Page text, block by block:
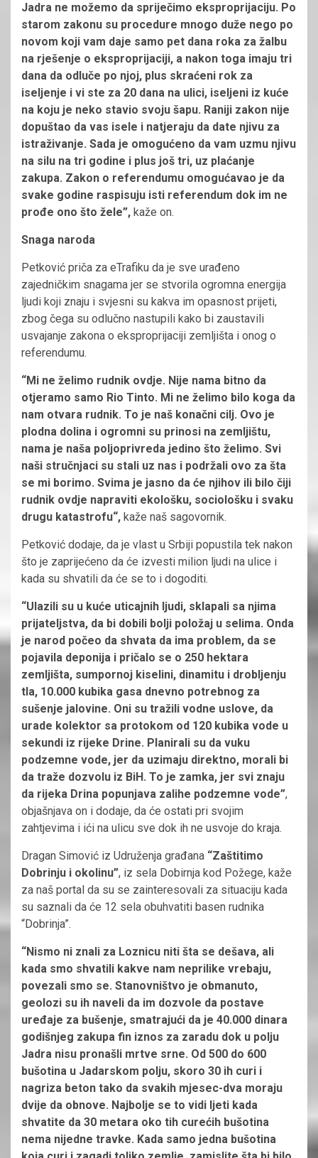
Jadra ne možemo da spriječimo eksproprijaciju. Po
starom zakonu su procedure mnogo duže nego po
novom koji vam daje samo pet dana roka za žalbu
na rješenje o eksproprijaciji, a nakon toga imaju tri
dana da odluče po njoj, plus skraćeni rok za
iseljenje i vi ste za 20 dana na ulici, iseljeni iz kuće
na koju je neko stavio svoju šapu. Raniji zakon nije
dopuštao da vas isele i natjeraju da date njivu za
istraživanje. Sada je omogućeno da vam uzmu njivu
na silu na tri godine i plus još tri, uz plaćanje
zakupa. Zakon o referendumu omogućavao je da
svake godine raspisuju isti referendum dok im ne
prođe ono što žele”, kaže on.
Snaga naroda
Petković priča za eTrafiku da je sve urađeno
zajedničkim snagama jer se stvorila ogromna energija
ljudi koji znaju i svjesni su kakva im opasnost prijeti,
zbog čega su odlučno nastupili kako bi zaustavili
usvajanje zakona o eksproprijaciji zemljišta i onog o
referendumu.
“Mi ne želimo rudnik ovdje. Nije nama bitno da
otjeramo samo Rio Tinto. Mi ne želimo bilo koga da
nam otvara rudnik. To je naš konačni cilj. Ovo je
plodna dolina i ogromni su prinosi na zemljištu,
nama je naša poljoprivreda jedino što želimo. Svi
naši stručnjaci su stali uz nas i podržali ovo za šta
se mi borimo. Svima je jasno da će njihov ili bilo čiji
rudnik ovdje napraviti ekološku, sociološku i svaku
drugu katastrofu“, kaže naš sagovornik.
Petković dodaje, da je vlast u Srbiji popustila tek nakon
što je zaprijećeno da će izvesti milion ljudi na ulice i
kada su shvatili da će se to i dogoditi.
“Ulazili su u kuće uticajnih ljudi, sklapali sa njima
prijateljstva, da bi dobili bolji položaj u selima. Onda
je narod počeo da shvata da ima problem, da se
pojavila deponija i pričalo se o 250 hektara
zemljišta, sumpornoj kiselini, dinamitu i drobljenju
tla, 10.000 kubika gasa dnevno potrebnog za
sušenje jalovine. Oni su tražili vodne uslove, da
urade kolektor sa protokom od 120 kubika vode u
sekundi iz rijeke Drine. Planirali su da vuku
podzemne vode, jer da uzimaju direktno, morali bi
da traže dozvolu iz BiH. To je zamka, jer svi znaju
da rijeka Drina popunjava zalihe podzemne vode”,
objašnjava on i dodaje, da će ostati pri svojim
zahtjevima i ići na ulicu sve dok ih ne usvoje do kraja.
Dragan Simović iz Udruženja građana “Zaštitimo
Dobrinju i okolinu”, iz sela Dobirnja kod Požege, kaže
za naš portal da su se zainteresovali za situaciju kada
su saznali da će 12 sela obuhvatiti basen rudnika
“Dobrinja”.
“Nismo ni znali za Loznicu niti šta se dešava, ali
kada smo shvatili kakve nam neprilike vrebaju,
povezali smo se. Stanovništvo je obmanuto,
geolozi su ih naveli da im dozvole da postave
uređaje za bušenje, smatrajući da je 40.000 dinara
godišnjeg zakupa fin iznos za zaradu dok u polju
Jadra nisu pronašli mrtve srne. Od 500 do 600
bušotina u Jadarskom polju, skoro 30 ih curi i
nagriza beton tako da svakih mjesec-dva moraju
dvije da obnove. Najbolje se to vidi ljeti kada
shvatite da 30 metara oko tih curećih bušotina
nema nijedne travke. Kada samo jedna bušotina